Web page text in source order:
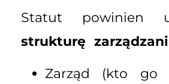
Statut powinien
strukturę
Zarząd (kto go